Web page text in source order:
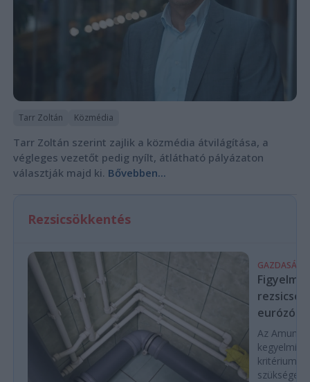
Tarr Zoltán Közmédia
Tarr Zoltán szerint zajlik a közmédia átvilágítása, a
végleges vezetőt pedig nyílt, átlátható pályázaton
választják majd ki. Bővebben...
Rezsicsökkentés
GAZDASÁG
Az Amundi
kegyelmi